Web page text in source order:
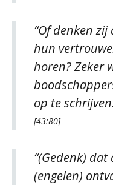
“Of denken
hun
horen? Zeker
op te
[43:80]
“(Gedenk)
(engelen)